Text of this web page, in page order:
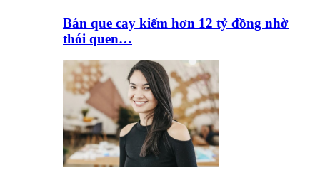
Bán que cay kiếm hơn 12 tỷ đồng nhờ
thói quen…